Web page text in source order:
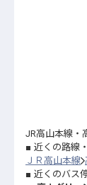
JR高山本線・
近くの路線
ＪＲ高山本線
近くのバス